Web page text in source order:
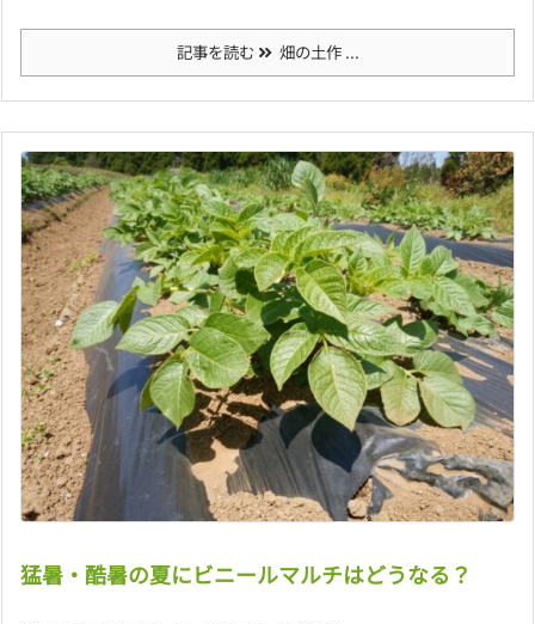
記事を読む 畑の土作 ...
猛暑・酷暑の夏にビニールマルチはどうなる？